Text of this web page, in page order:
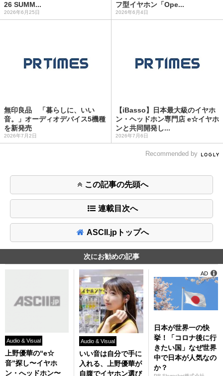
26 SUMM...
2026年6月25日
フ型イヤホン「Ope...
2026年6月4日
無印良品 「暮らしに、いい
音。」オーディオデバイス5機種
を新発売
2026年7月2日
【iBasso】日本最大級のイヤホ
ン・ヘッドホン専門店 e☆イヤホ
ンと共同開発し...
2026年7月6日
Recommended by
この記事の先頭へ
連載目次へ
ASCII.jpトップへ
次にお勧めの記事
Audio & Visual
上野優華の“e☆
音”探し〜イヤホ
ン・へッドホン〜
Audio & Visual
いい音は自分で手に
入れる、上野優華が
自腹でイヤホン選び
日本が世界一の快
挙！「コロナ後に行
きたい国」なぜ世界
中で日本が人気なの
か？
AD